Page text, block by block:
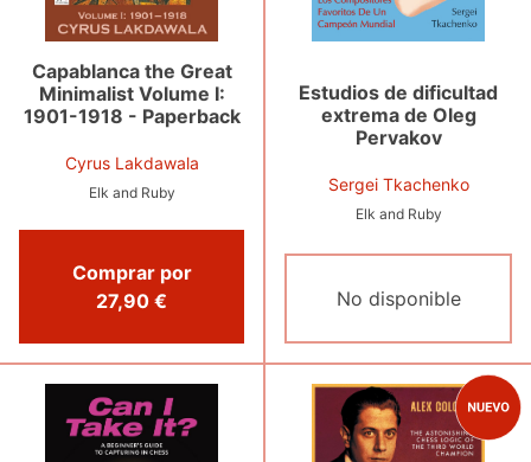
Capablanca the Great
Minimalist Volume I:
1901-1918 - Paperback
Cyrus Lakdawala
Elk and Ruby
Comprar por
27,90 €
Estudios de dificultad
extrema de Oleg
Pervakov
Sergei Tkachenko
Elk and Ruby
No disponible